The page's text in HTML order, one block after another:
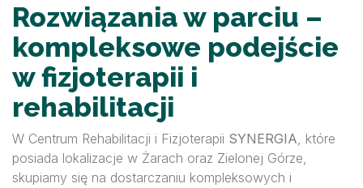
Rozwiązania w parciu –
kompleksowe podejście
w fizjoterapii i
rehabilitacji
W Centrum Rehabilitacji i Fizjoterapii SYNERGIA, które
posiada lokalizacje w Żarach oraz Zielonej Górze,
skupiamy się na dostarczaniu kompleksowych i